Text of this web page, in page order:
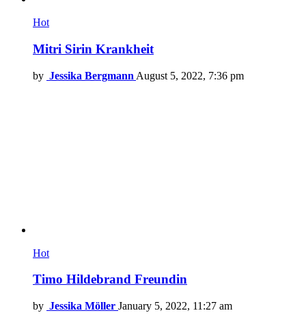
Hot
Mitri Sirin Krankheit
by Jessika Bergmann August 5, 2022, 7:36 pm
Hot
Timo Hildebrand Freundin
by Jessika Möller January 5, 2022, 11:27 am